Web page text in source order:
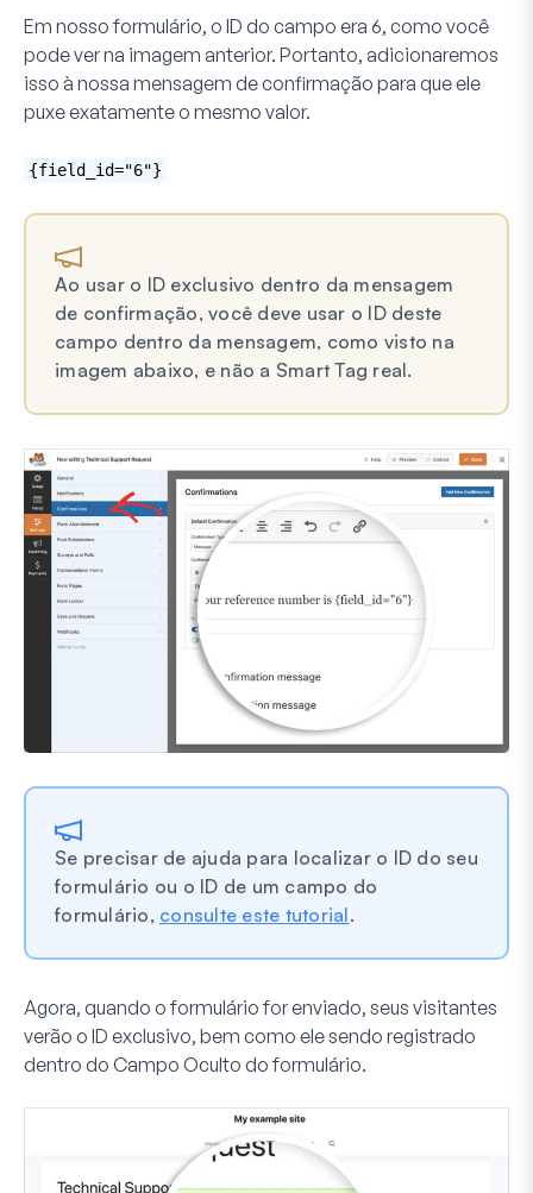
Em nosso formulário, o ID do campo era 6, como você
pode ver na imagem anterior. Portanto, adicionaremos
isso à nossa mensagem de confirmação para que ele
puxe exatamente o mesmo valor.
{field_id="6"}
Ao usar o ID exclusivo dentro da mensagem
de confirmação, você deve usar o ID deste
campo dentro da mensagem, como visto na
imagem abaixo, e não a Smart Tag real.
Se precisar de ajuda para localizar o ID do seu
formulário ou o ID de um campo do
formulário, consulte este tutorial.
Agora, quando o formulário for enviado, seus visitantes
verão o ID exclusivo, bem como ele sendo registrado
dentro do Campo Oculto do formulário.